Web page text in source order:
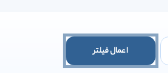
اعمال فیلتر